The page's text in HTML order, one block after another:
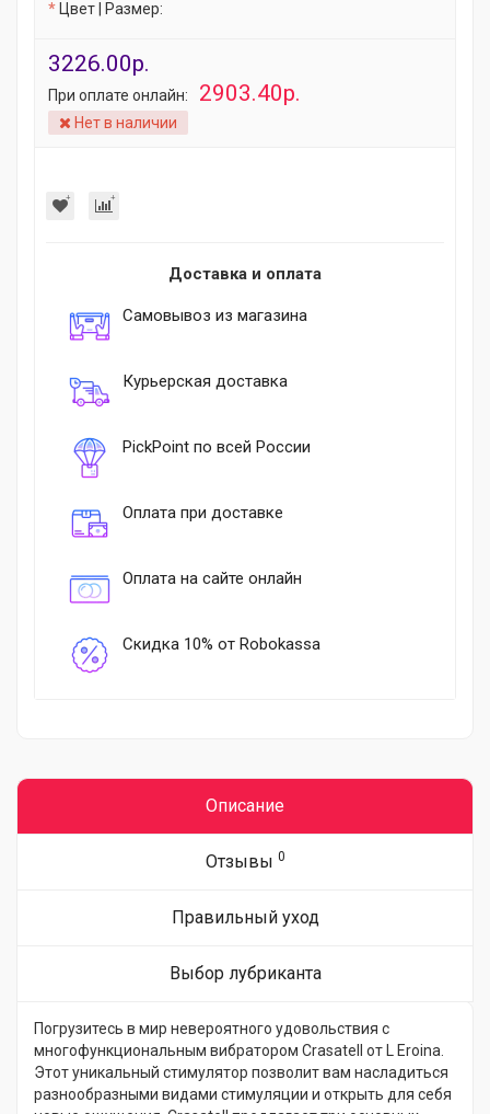
Цвет | Размер:
3226.00р.
При оплате онлайн: 2903.40р.
Нет в наличии
Доставка и оплата
Самовывоз из магазина
Курьерская доставка
PickPoint по всей России
Оплата при доставке
Оплата на сайте онлайн
Скидка 10% от Robokassa
Описание
Отзывы 0
Правильный уход
Выбор лубриканта
Погрузитесь в мир невероятного удовольствия с
многофункциональным вибратором Crasatell от L Eroina.
Этот уникальный стимулятор позволит вам насладиться
разнообразными видами стимуляции и открыть для себя